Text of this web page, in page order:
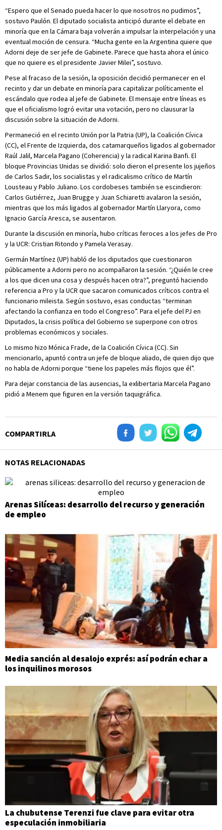
“Espero que el Senado pueda hacer lo que nosotros no pudimos”,
sostuvo Paulón. El diputado socialista anticipó durante el debate en
minoría que en la Cámara baja volverán a impulsar la interpelación y una
eventual moción de censura. “Mucha gente en la Argentina quiere que
Adorni deje de ser jefe de Gabinete. Parece que hasta ahora el único
que no quiere es el presidente Javier Milei”, sostuvo.
Pese al fracaso de la sesión, la oposición decidió permanecer en el
recinto y dar un debate en minoría para capitalizar políticamente el
escándalo que rodea al jefe de Gabinete. El mensaje entre líneas es
que el oficialismo logró evitar una votación, pero no clausurar la
discusión sobre la situación de Adorni.
Permaneció en el recinto Unión por la Patria (UP), la Coalición Cívica
(CC), el Frente de Izquierda, dos catamarqueños ligados al gobernador
Raúl Jalil, Marcela Pagano (Coherencia) y la radical Karina Banfi. El
bloque Provincias Unidas se dividió: solo dieron el presente los jujeños
de Carlos Sadir, los socialistas y el radicalismo crítico de Martín
Lousteau y Pablo Juliano. Los cordobeses también se escindieron:
Carlos Gutiérrez, Juan Brugge y Juan Schiaretti avalaron la sesión,
mientras que los más ligados al gobernador Martín Llaryora, como
Ignacio García Aresca, se ausentaron.
Durante la discusión en minoría, hubo críticas feroces a los jefes de Pro
y la UCR: Cristian Ritondo y Pamela Verasay.
Germán Martínez (UP) habló de los diputados que cuestionaron
públicamente a Adorni pero no acompañaron la sesión. “¿Quién le cree
a los que dicen una cosa y después hacen otra?”, preguntó haciendo
referencia a Pro y la UCR que sacaron comunicados críticos contra el
funcionario mileista. Según sostuvo, esas conductas “terminan
afectando la confianza en todo el Congreso”. Para el jefe del PJ en
Diputados, la crisis política del Gobierno se superpone con otros
problemas económicos y sociales.
Lo mismo hizo Mónica Frade, de la Coalición Cívica (CC). Sin
mencionarlo, apuntó contra un jefe de bloque aliado, de quien dijo que
no habla de Adorni porque “tiene los papeles más flojos que él”.
Para dejar constancia de las ausencias, la exlibertaria Marcela Pagano
pidió a Menem que figuren en la versión taquigráfica.
COMPARTIRLA
NOTAS RELACIONADAS
Arenas Silíceas: desarrollo del recurso y generación
de empleo
Media sanción al desalojo exprés: así podrán echar a
los inquilinos morosos
La chubutense Terenzi fue clave para evitar otra
especulación inmobiliaria